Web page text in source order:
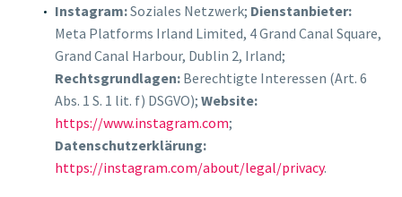
Instagram:Soziales Netzwerk; Dienstanbieter:
Meta Platforms Irland Limited, 4 Grand Canal Square,
Grand Canal Harbour, Dublin 2, Irland;
Rechtsgrundlagen: Berechtigte Interessen (Art. 6
Abs. 1 S. 1 lit. f) DSGVO); Website:
https://www.instagram.com;
Datenschutzerklärung:
https://instagram.com/about/legal/privacy.